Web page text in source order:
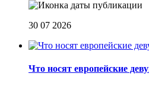
30 07 2026
Что носят европейские